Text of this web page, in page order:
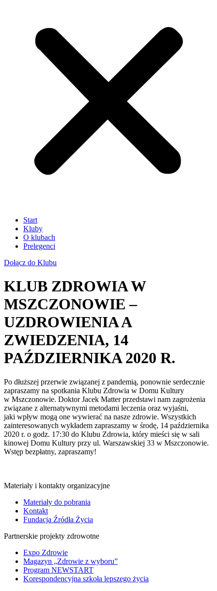
Start
Kluby
O klubach
Prelegenci
Dołącz do Klubu
KLUB ZDROWIA W
MSZCZONOWIE –
UZDROWIENIA A
ZWIEDZENIA, 14
PAŹDZIERNIKA 2020 R.
Po dłuższej przerwie związanej z pandemią, ponownie serdecznie
zapraszamy na spotkania Klubu Zdrowia w Domu Kultury
w Mszczonowie. Doktor Jacek Matter przedstawi nam zagrożenia
związane z alternatywnymi metodami leczenia oraz wyjaśni,
jaki wpływ mogą one wywierać na nasze zdrowie. Wszystkich
zainteresowanych wykładem zapraszamy w środę, 14 października
2020 r. o godz. 17:30 do Klubu Zdrowia, który mieści się w sali
kinowej Domu Kultury przy ul. Warszawskiej 33 w Mszczonowie.
Wstęp bezpłatny, zapraszamy!
Materiały i kontakty organizacyjne
Materiały do pobrania
Kontakt
Fundacja Źródła Życia
Partnerskie projekty zdrowotne
Expo Zdrowie
Magazyn „Zdrowie z wyboru”
Program NEWSTART
Korespondencyjna szkoła lepszego życia